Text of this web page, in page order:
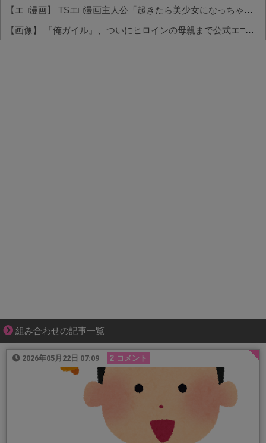
【エ□漫画】 TSエ□漫画主人公「起きたら美少女になっちゃった！？」ワイ「おお」
【画像】 『俺ガイル』、ついにヒロインの母親まで公式エ□グッズが出てしまう
組み合わせの記事一覧
2026年05月22日 07:09 2 コメント